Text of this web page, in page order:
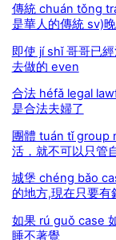
傳統 chuán tǒng
是華人的傳統 sv)
即使 jí shǐ 哥哥已
去做的 even
合法 héfǎ legal
是合法夫婦了
團體 tuán tǐ group
活，就不可以只管
城堡 chéng bǎo
的地方,現在只要有
如果 rú guǒ case
睡不著覺